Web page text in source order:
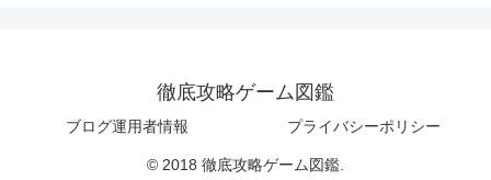
徹底攻略ゲーム図鑑
ブログ運用者情報 プライバシーポリシー
© 2018 徹底攻略ゲーム図鑑.